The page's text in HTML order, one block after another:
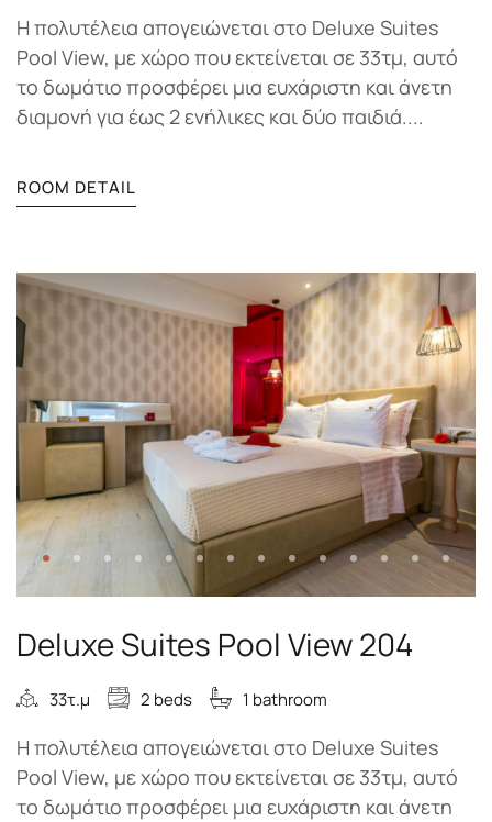
Η πολυτέλεια απογειώνεται στο Deluxe Suites
Pool View, με χώρο που εκτείνεται σε 33τμ, αυτό
το δωμάτιο προσφέρει μια ευχάριστη και άνετη
διαμονή για έως 2 ενήλικες και δύο παιδιά....
ROOM DETAIL
Deluxe Suites Pool View 204
33τ.μ 2 beds 1 bathroom
Η πολυτέλεια απογειώνεται στο Deluxe Suites
Pool View, με χώρο που εκτείνεται σε 33τμ, αυτό
το δωμάτιο προσφέρει μια ευχάριστη και άνετη